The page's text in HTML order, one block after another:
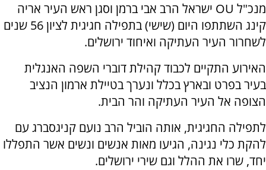
מנכ"ל OU ישראל הרב אבי ברמן וסגן ראש העיר אריה
קינג השתתפו היום (שישי) בתפילה חגיגית לציון 56 שנים
לשחרור העיר העתיקה ואיחוד ירושלים.
האירוע התקיים לכבוד קהילת דוברי השפה האנגלית
בעיר בפרט ובארץ בכלל ונערך בטיילת ארמון הנציב
הצופה אל העיר העתיקה והר הבית.
לתפילה החגיגית, אותה הוביל הרב נועם קניגסברג עם
להקת כלי נגינה, הגיעו מאות אנשים ונשים אשר התפללו
יחד, שרו את ההלל וגם שירי ירושלים.